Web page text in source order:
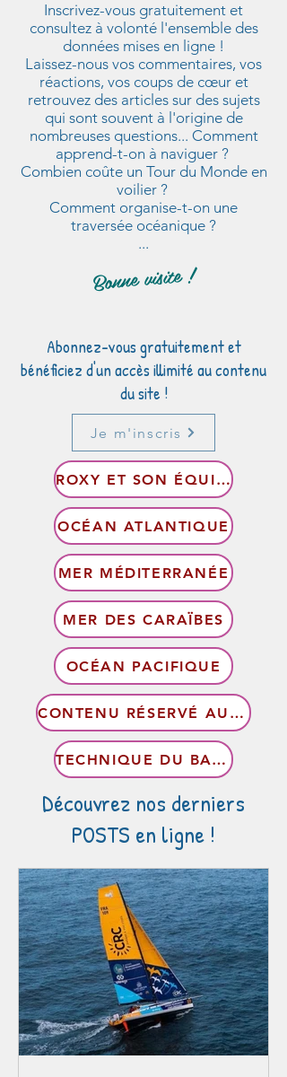
Inscrivez-vous gratuitement et
consultez à volonté l'ensemble des
données mises en ligne !
Laissez-nous vos commentaires, vos
réactions, vos coups de cœur et
retrouvez des articles sur des sujets
qui sont souvent à l'origine de
nombreuses questions... Comment
apprend-t-on à naviguer ?
Combien coûte un Tour du Monde en
voilier ?
Comment organise-t-on une
traversée océanique ?
...
Bonne visite !
Abonnez-vous gratuitement et
bénéficiez d'un accès illimité au contenu
du site !
Je m'inscris
ROXY ET SON ÉQUIPAGE
OCÉAN ATLANTIQUE
MER MÉDITERRANÉE
MER DES CARAÏBES
OCÉAN PACIFIQUE
CONTENU RÉSERVÉ AUX MEMBRES
TECHNIQUE DU BATEAU
Découvrez nos derniers
POSTS en ligne !